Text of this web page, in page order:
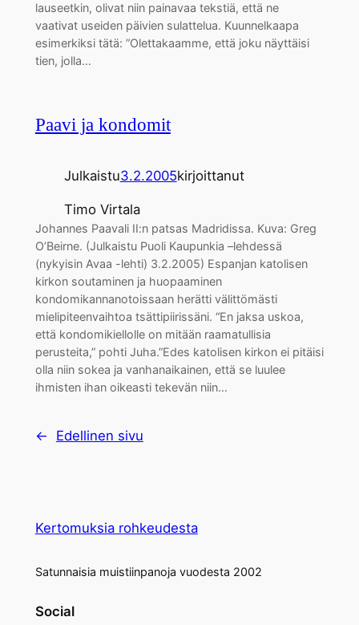
lauseetkin, olivat niin painavaa tekstiä, että ne
vaativat useiden päivien sulattelua. Kuunnelkaapa
esimerkiksi tätä: ”Olettakaamme, että joku näyttäisi
tien, jolla…
Paavi ja kondomit
Julkaistu3.2.2005kirjoittanut
Timo Virtala
Johannes Paavali II:n patsas Madridissa. Kuva: Greg
O’Beirne. (Julkaistu Puoli Kaupunkia –lehdessä
(nykyisin Avaa -lehti) 3.2.2005) Espanjan katolisen
kirkon soutaminen ja huopaaminen
kondomikannanotoissaan herätti välittömästi
mielipiteenvaihtoa tsättipiirissäni. “En jaksa uskoa,
että kondomikiellolle on mitään raamatullisia
perusteita,” pohti Juha.”Edes katolisen kirkon ei pitäisi
olla niin sokea ja vanhanaikainen, että se luulee
ihmisten ihan oikeasti tekevän niin…
← Edellinen sivu
Kertomuksia rohkeudesta
Satunnaisia muistiinpanoja vuodesta 2002
Social